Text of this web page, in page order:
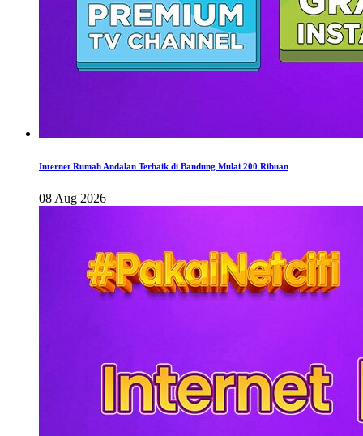
Internet Rumah Andalan Terbaik di Bandung Mulai 200 Ribuan
08 Aug 2026